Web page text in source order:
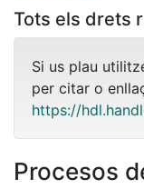
Tots els drets
Si us plau
per citar o
https://
Procesos